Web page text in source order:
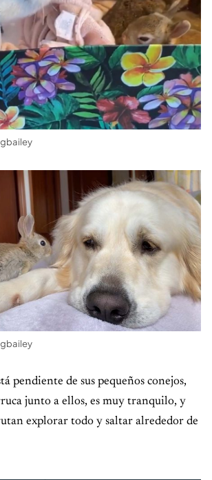
pendiente de sus pequeños conejos,
junto a ellos, es muy tranquilo, y
explorar todo y saltar alrededor de